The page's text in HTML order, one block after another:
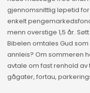
gjennomsnittlig løpetid
enkelt
menn overstige 1,5 år.
Bibelen omtales Gud som
annleis? Om sommeren
avtale om fast renhold
gågater, fortau,